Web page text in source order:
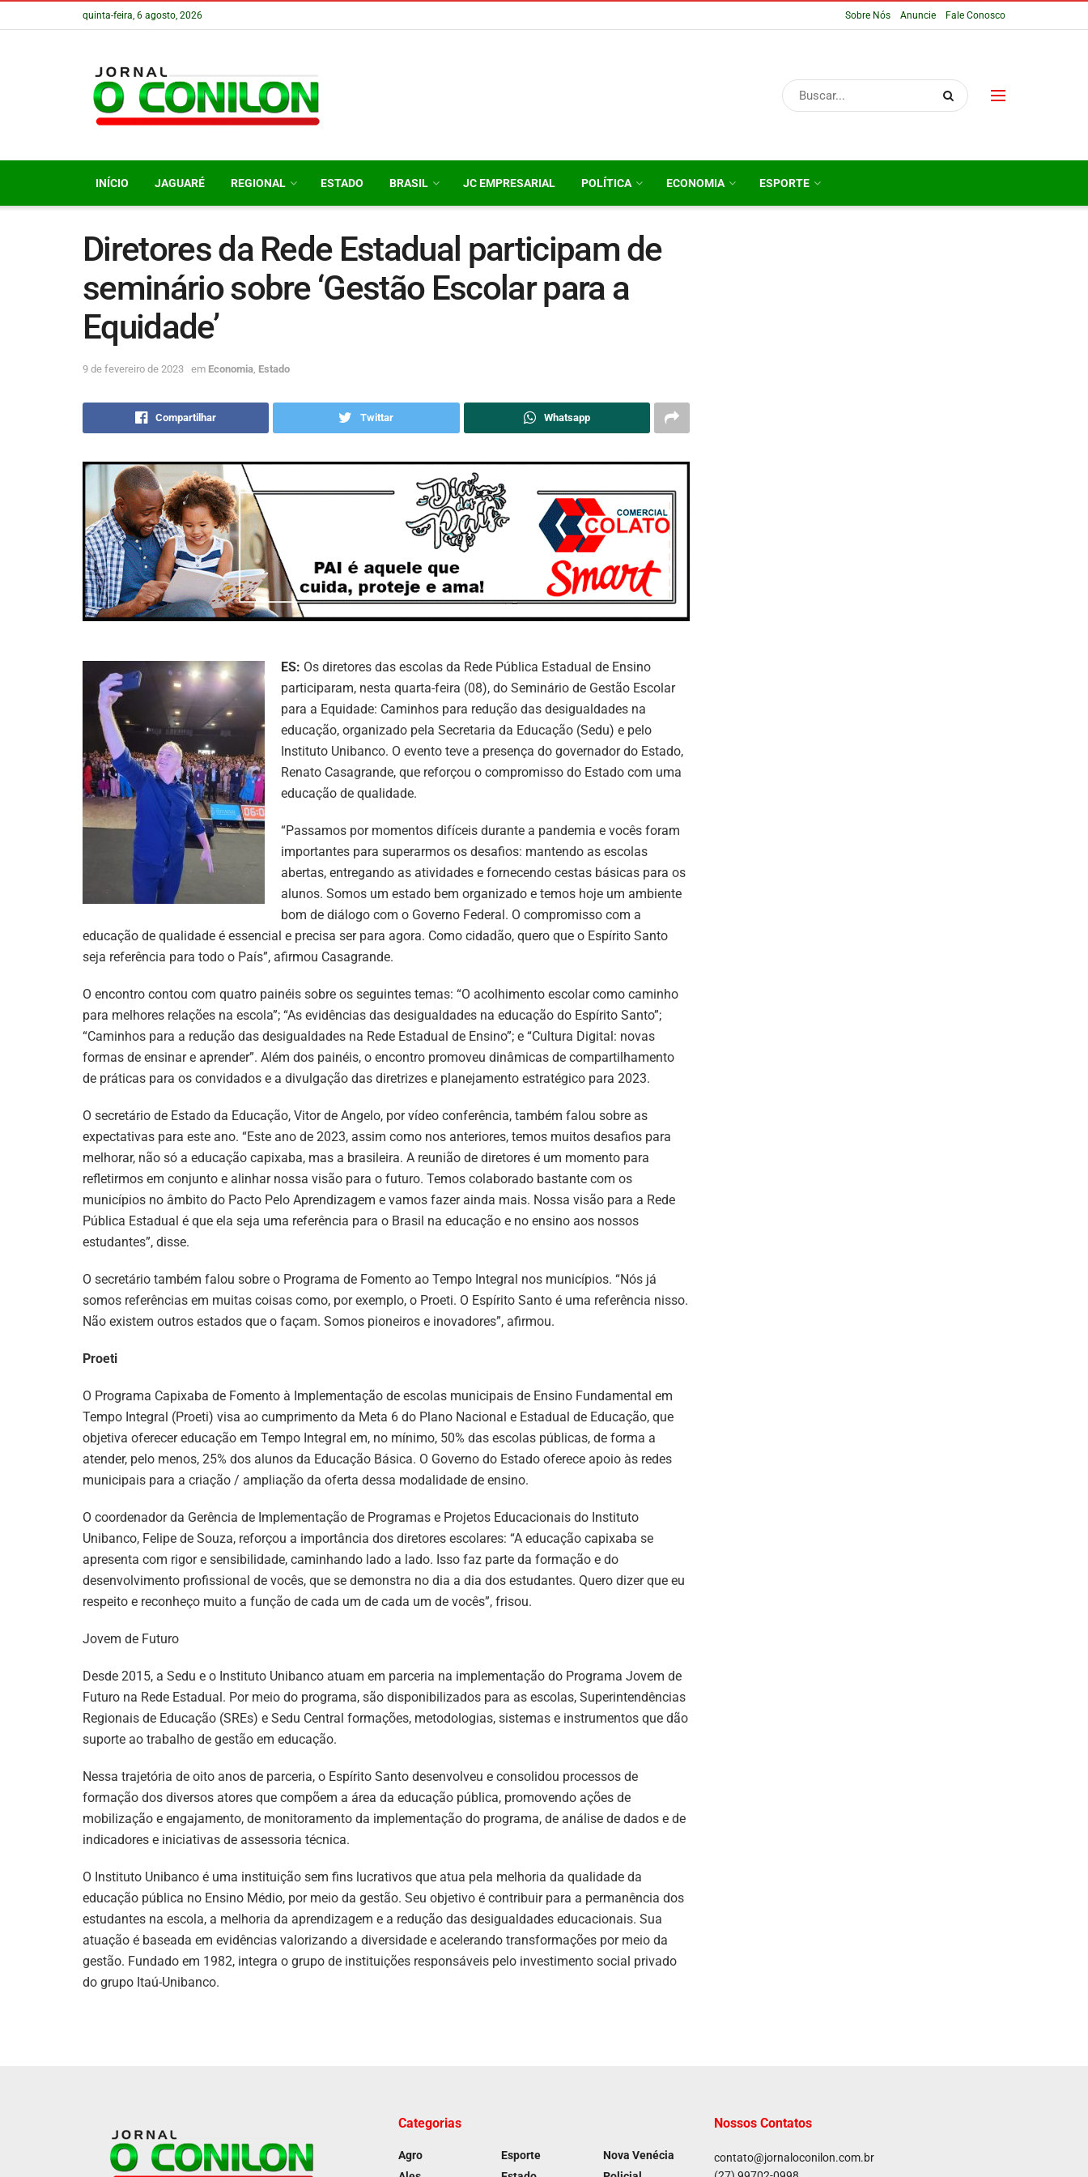
quinta-feira, 6 agosto, 2026 Sobre Nós Anuncie Fale Conosco
INÍCIO JAGUARÉ REGIONAL ESTADO BRASIL JC EMPRESARIAL POLÍTICA ECONOMIA ESPORTE
Diretores da Rede Estadual participam de
seminário sobre ‘Gestão Escolar para a
Equidade’
9 de fevereiro de 2023 em Economia Estado
Compartilhar Twittar Whatsapp
ES: Os diretores das escolas da Rede Pública Estadual de Ensino
participaram, nesta quarta-feira (08), do Seminário de Gestão Escolar
para a Equidade: Caminhos para redução das desigualdades na
educação, organizado pela Secretaria da Educação (Sedu) e pelo
Instituto Unibanco. O evento teve a presença do governador do Estado,
Renato Casagrande, que reforçou o compromisso do Estado com uma
educação de qualidade.
“Passamos por momentos difíceis durante a pandemia e vocês foram
importantes para superarmos os desafios: mantendo as escolas
abertas, entregando as atividades e fornecendo cestas básicas para os
alunos. Somos um estado bem organizado e temos hoje um ambiente
bom de diálogo com o Governo Federal. O compromisso com a
educação de qualidade é essencial e precisa ser para agora. Como cidadão, quero que o Espírito Santo
seja referência para todo o País”, afirmou Casagrande.
O encontro contou com quatro painéis sobre os seguintes temas: “O acolhimento escolar como caminho
para melhores relações na escola”; “As evidências das desigualdades na educação do Espírito Santo”;
“Caminhos para a redução das desigualdades na Rede Estadual de Ensino”; e “Cultura Digital: novas
formas de ensinar e aprender”. Além dos painéis, o encontro promoveu dinâmicas de compartilhamento
de práticas para os convidados e a divulgação das diretrizes e planejamento estratégico para 2023.
O secretário de Estado da Educação, Vitor de Angelo, por vídeo conferência, também falou sobre as
expectativas para este ano. “Este ano de 2023, assim como nos anteriores, temos muitos desafios para
melhorar, não só a educação capixaba, mas a brasileira. A reunião de diretores é um momento para
refletirmos em conjunto e alinhar nossa visão para o futuro. Temos colaborado bastante com os
municípios no âmbito do Pacto Pelo Aprendizagem e vamos fazer ainda mais. Nossa visão para a Rede
Pública Estadual é que ela seja uma referência para o Brasil na educação e no ensino aos nossos
estudantes”, disse.
O secretário também falou sobre o Programa de Fomento ao Tempo Integral nos municípios. “Nós já
somos referências em muitas coisas como, por exemplo, o Proeti. O Espírito Santo é uma referência nisso.
Não existem outros estados que o façam. Somos pioneiros e inovadores”, afirmou.
Proeti
O Programa Capixaba de Fomento à Implementação de escolas municipais de Ensino Fundamental em
Tempo Integral (Proeti) visa ao cumprimento da Meta 6 do Plano Nacional e Estadual de Educação, que
objetiva oferecer educação em Tempo Integral em, no mínimo, 50% das escolas públicas, de forma a
atender, pelo menos, 25% dos alunos da Educação Básica. O Governo do Estado oferece apoio às redes
municipais para a criação / ampliação da oferta dessa modalidade de ensino.
O coordenador da Gerência de Implementação de Programas e Projetos Educacionais do Instituto
Unibanco, Felipe de Souza, reforçou a importância dos diretores escolares: “A educação capixaba se
apresenta com rigor e sensibilidade, caminhando lado a lado. Isso faz parte da formação e do
desenvolvimento profissional de vocês, que se demonstra no dia a dia dos estudantes. Quero dizer que eu
respeito e reconheço muito a função de cada um de cada um de vocês”, frisou.
Jovem de Futuro
Desde 2015, a Sedu e o Instituto Unibanco atuam em parceria na implementação do Programa Jovem de
Futuro na Rede Estadual. Por meio do programa, são disponibilizados para as escolas, Superintendências
Regionais de Educação (SREs) e Sedu Central formações, metodologias, sistemas e instrumentos que dão
suporte ao trabalho de gestão em educação.
Nessa trajetória de oito anos de parceria, o Espírito Santo desenvolveu e consolidou processos de
formação dos diversos atores que compõem a área da educação pública, promovendo ações de
mobilização e engajamento, de monitoramento da implementação do programa, de análise de dados e de
indicadores e iniciativas de assessoria técnica.
O Instituto Unibanco é uma instituição sem fins lucrativos que atua pela melhoria da qualidade da
educação pública no Ensino Médio, por meio da gestão. Seu objetivo é contribuir para a permanência dos
estudantes na escola, a melhoria da aprendizagem e a redução das desigualdades educacionais. Sua
atuação é baseada em evidências valorizando a diversidade e acelerando transformações por meio da
gestão. Fundado em 1982, integra o grupo de instituições responsáveis pelo investimento social privado
do grupo Itaú-Unibanco.
Categorias
Agro
Esporte
Nova Venécia
Nossos Contatos
contato@jornaloconilon.com.br